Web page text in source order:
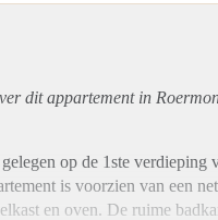
ditappartementin
op de 1ste verdieping
is voorzien van een
en oven. De ruime